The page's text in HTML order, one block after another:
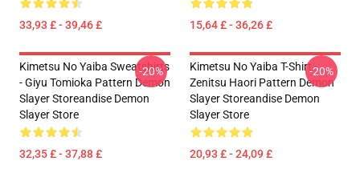
33,93 £ - 39,46 £ 15,64 £ - 36,26 £
Kimetsu No Yaiba Sweatshirts
- Giyu Tomioka Pattern Demon
Slayer Storeandise Demon
Slayer Store
32,35 £ - 37,88 £
-20%
Kimetsu No Yaiba T-Shirt -
Zenitsu Haori Pattern Demon
Slayer Storeandise Demon
Slayer Store
20,93 £ - 24,09 £
-20%